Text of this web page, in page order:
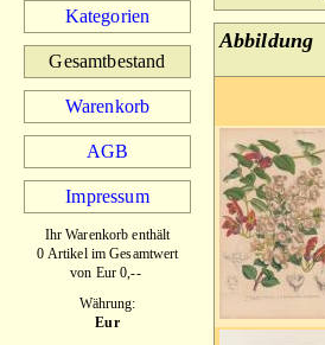
Kategorien
Gesamtbestand
Warenkorb
AGB
Impressum
Ihr Warenkorb enthält
0 Artikel im Gesamtwert
von Eur 0,--
Währung:
Eur
Abbildung